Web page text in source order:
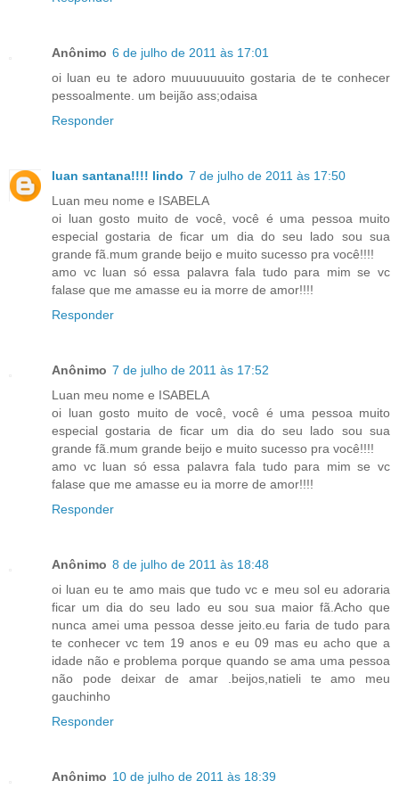
Anônimo 6 de julho de 2011 às 17:01
oi luan eu te adoro muuuuuuuito gostaria de te conhecer
pessoalmente. um beijão ass;odaisa
Responder
luan santana!!!! lindo 7 de julho de 2011 às 17:50
Luan meu nome e ISABELA
oi luan gosto muito de você, você é uma pessoa muito
especial gostaria de ficar um dia do seu lado sou sua
grande fã.mum grande beijo e muito sucesso pra você!!!!
amo vc luan só essa palavra fala tudo para mim se vc
falase que me amasse eu ia morre de amor!!!!
Responder
Anônimo 7 de julho de 2011 às 17:52
Luan meu nome e ISABELA
oi luan gosto muito de você, você é uma pessoa muito
especial gostaria de ficar um dia do seu lado sou sua
grande fã.mum grande beijo e muito sucesso pra você!!!!
amo vc luan só essa palavra fala tudo para mim se vc
falase que me amasse eu ia morre de amor!!!!
Responder
Anônimo 8 de julho de 2011 às 18:48
oi luan eu te amo mais que tudo vc e meu sol eu adoraria
ficar um dia do seu lado eu sou sua maior fã.Acho que
nunca amei uma pessoa desse jeito.eu faria de tudo para
te conhecer vc tem 19 anos e eu 09 mas eu acho que a
idade não e problema porque quando se ama uma pessoa
não pode deixar de amar .beijos,natieli te amo meu
gauchinho
Responder
Anônimo 10 de julho de 2011 às 18:39